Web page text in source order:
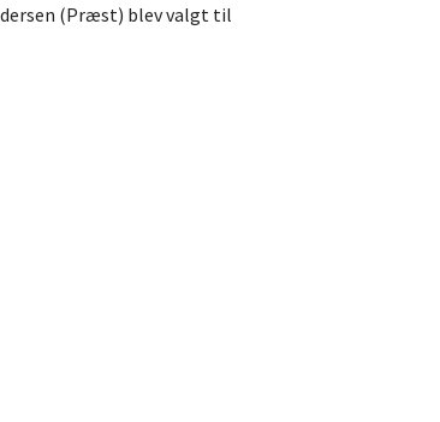
(Præst) blev valgt til